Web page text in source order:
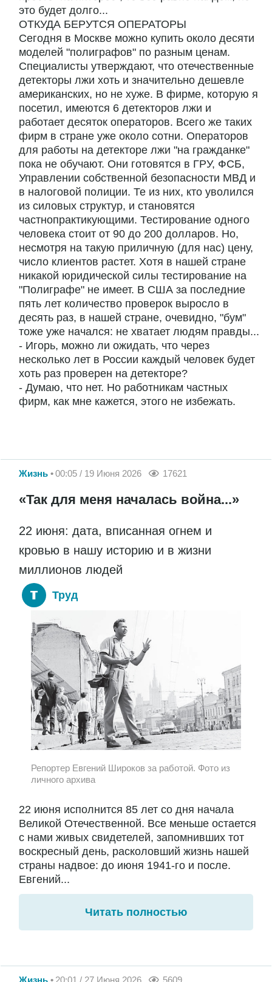
это будет долго...
ОТКУДА БЕРУТСЯ ОПЕРАТОРЫ
Сегодня в Москве можно купить около десяти
моделей "полиграфов" по разным ценам.
Специалисты утверждают, что отечественные
детекторы лжи хоть и значительно дешевле
американских, но не хуже. В фирме, которую я
посетил, имеются 6 детекторов лжи и
работает десяток операторов. Всего же таких
фирм в стране уже около сотни. Операторов
для работы на детекторе лжи "на гражданке"
пока не обучают. Они готовятся в ГРУ, ФСБ,
Управлении собственной безопасности МВД и
в налоговой полиции. Те из них, кто уволился
из силовых структур, и становятся
частнопрактикующими. Тестирование одного
человека стоит от 90 до 200 долларов. Но,
несмотря на такую приличную (для нас) цену,
число клиентов растет. Хотя в нашей стране
никакой юридической силы тестирование на
"Полиграфе" не имеет. В США за последние
пять лет количество проверок выросло в
десять раз, в нашей стране, очевидно, "бум"
тоже уже начался: не хватает людям правды...
- Игорь, можно ли ожидать, что через
несколько лет в России каждый человек будет
хоть раз проверен на детекторе?
- Думаю, что нет. Но работникам частных
фирм, как мне кажется, этого не избежать.
Жизнь 00:05 / 19 Июня 2026 17621
«Так для меня началась война...»
22 июня: дата, вписанная огнем и
кровью в нашу историю и в жизни
миллионов людей
Труд
Репортер Евгений Широков за работой. Фото из
личного архива
22 июня исполнится 85 лет со дня начала
Великой Отечественной. Все меньше остается
с нами живых свидетелей, запомнивших тот
воскресный день, расколовший жизнь нашей
страны надвое: до июня 1941-го и после.
Евгений...
Читать полностью
Жизнь 20:01 / 27 Июня 2026 5609